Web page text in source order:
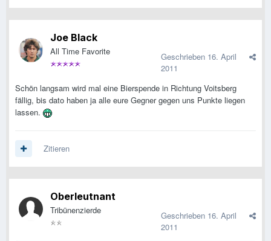
Joe Black
All Time Favorite Geschrieben 16. April
2011
Schön langsam wird mal eine Bierspende in Richtung Voitsberg
fällig, bis dato haben ja alle eure Gegner gegen uns Punkte liegen
lassen.
Zitieren
Oberleutnant
Tribünenzierde Geschrieben 16. April
2011